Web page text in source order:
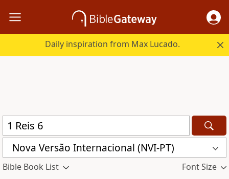
Daily inspiration from Max Lucado.
Nova Versão Internacional (NVI-PT)
Bible Book List Font Size